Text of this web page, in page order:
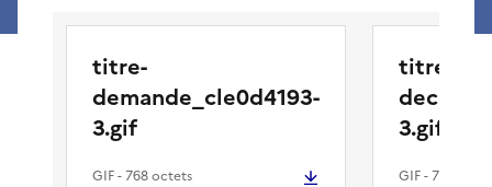
titre-
demande_cle0d4193-
3.gif
GIF- 768 octets
titre-
3.gif
GIF- 704